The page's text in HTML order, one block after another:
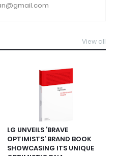
View all
LG UNVEILS ‘BRAVE
OPTIMISTS’ BRAND BOOK
SHOWCASING ITS UNIQUE